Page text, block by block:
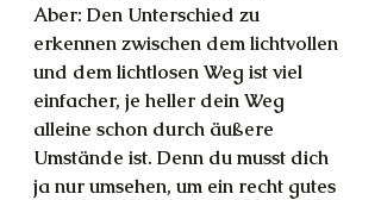
Aber: Den Unterschied zu
erkennen zwischen dem lichtvollen
und dem lichtlosen Weg ist viel
einfacher, je heller dein Weg
alleine schon durch äußere
Umstände ist. Denn du musst dich
ja nur umsehen, um ein recht gutes